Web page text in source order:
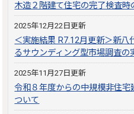
木造２階建て住宅の完了検査時
2025年12月22日更新
＜実施結果 R7.12月更新＞新
るサウンディング型市場調査の
2025年11月27日更新
令和８年度からの中規模非住
ついて